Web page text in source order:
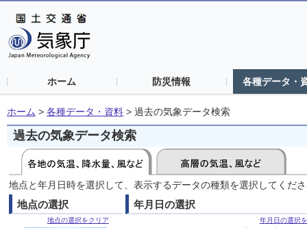
ホーム 防災情報 各種データ・
ホーム > 各種データ・資料 > 過去の気象データ検索
過去の気象データ検索
地点と年月日時を選択して、表示するデータの種類を選択してくだ
地点の選択
地点の選択をクリア
年月日の選択
年月日の選択